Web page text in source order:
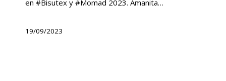
en #Bisutex y #Momad 2023. Amanita…
19/09/2023